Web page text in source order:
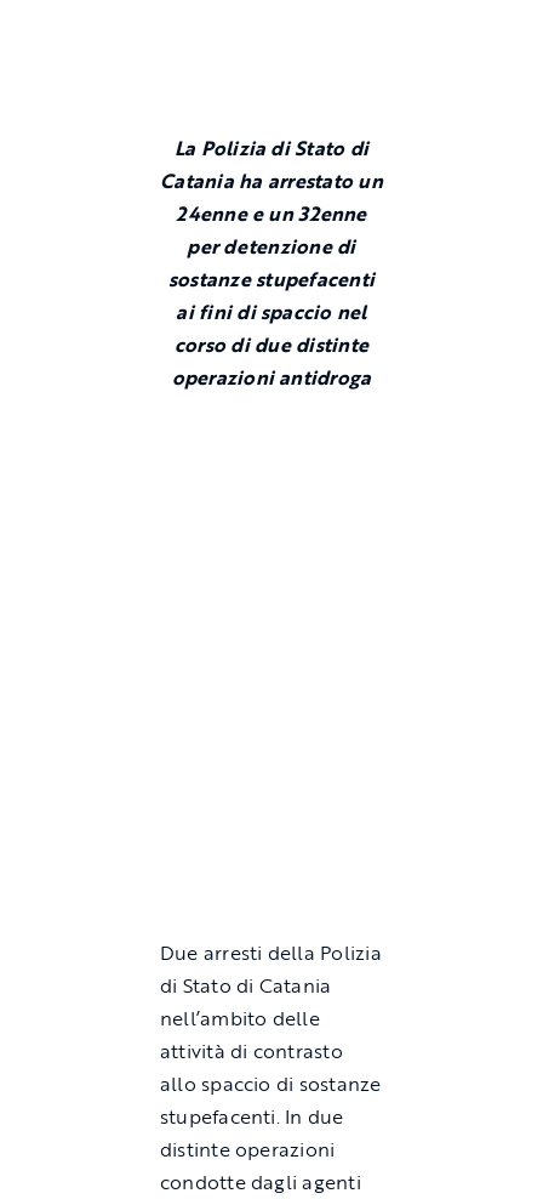
La Polizia di Stato di
Catania ha arrestato un
24enne e un 32enne
per detenzione di
sostanze stupefacenti
ai fini di spaccio nel
corso di due distinte
operazioni antidroga
Due arresti della Polizia
di Stato di Catania
nell’ambito delle
attività di contrasto
allo spaccio di sostanze
stupefacenti. In due
distinte operazioni
condotte dagli agenti